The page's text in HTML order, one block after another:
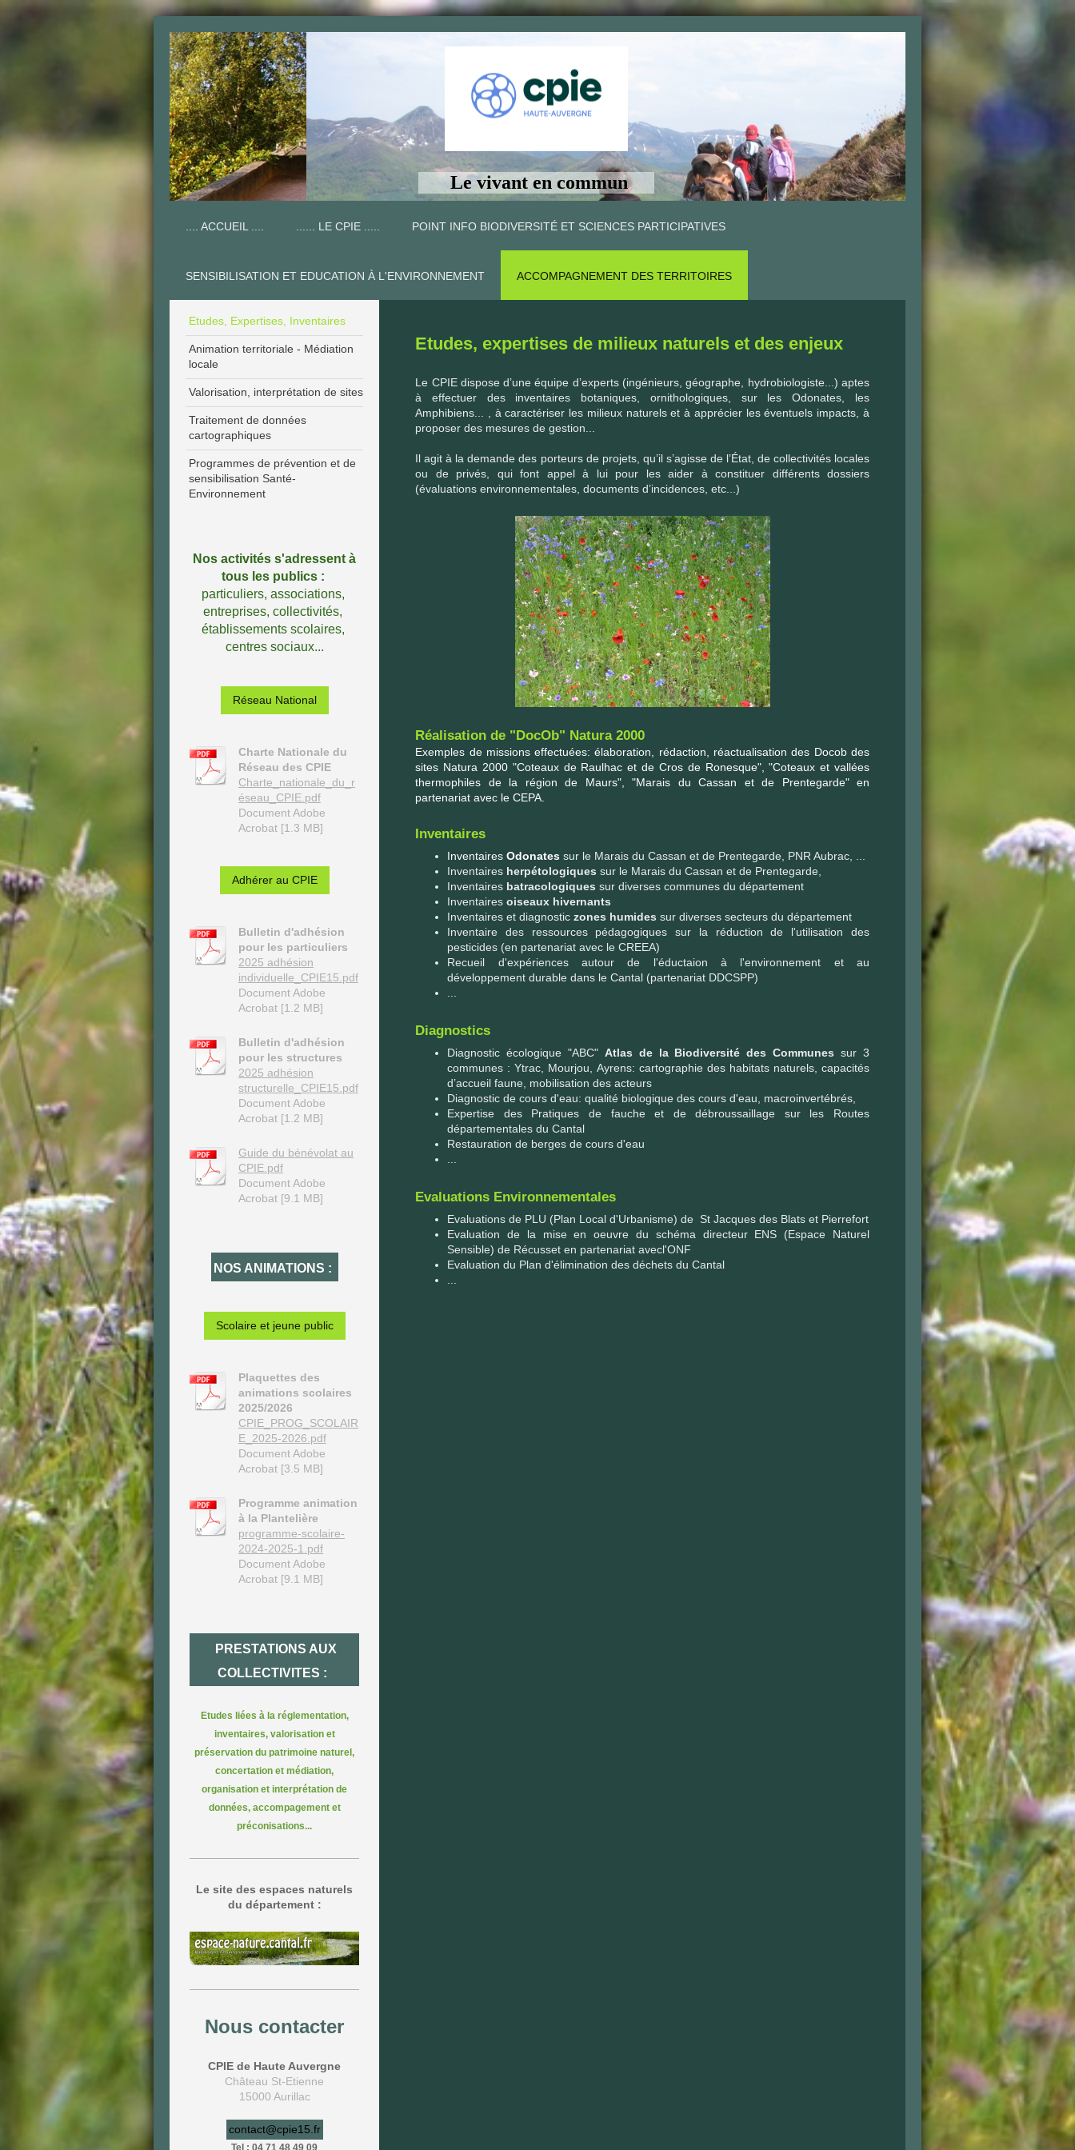
Le vivant en commun
.... ACCUEIL .... ...... LE CPIE ..... POINT INFO BIODIVERSITÉ ET SCIENCES PARTICIPATIVES
SENSIBILISATION ET EDUCATION À L'ENVIRONNEMENT ACCOMPAGNEMENT DES TERRITOIRES
Etudes, expertises de milieux naturels et des enjeux
Le CPIE dispose d’une équipe d’experts (ingénieurs, géographe, hydrobiologiste...) aptes
à effectuer des inventaires botaniques, ornithologiques, sur les Odonates, les
Amphibiens... , à caractériser les milieux naturels et à apprécier les éventuels impacts, à
proposer des mesures de gestion...
Il agit à la demande des porteurs de projets, qu’il s’agisse de l’État, de collectivités locales
ou de privés, qui font appel à lui pour les aider à constituer différents dossiers
(évaluations environnementales, documents d’incidences, etc...)
Réalisation de "DocOb" Natura 2000
Exemples de missions effectuées: élaboration, rédaction, réactualisation des Docob des
sites Natura 2000 "Coteaux de Raulhac et de Cros de Ronesque", "Coteaux et vallées
thermophiles de la région de Maurs", "Marais du Cassan et de Prentegarde" en
partenariat avec le CEPA.
Inventaires
InventairesOdonates sur le Marais du Cassan et de Prentegarde, PNR Aubrac, ...
Inventaires herpétologiques sur le Marais du Cassan et de Prentegarde,
Inventaires batracologiques sur diverses communes du département
Inventairesoiseaux hivernants
Inventaires et diagnosticzones humides sur diverses secteurs du département
Inventaire des ressources pédagogiques sur la réduction de l'utilisation des
pesticides (en partenariat avec le CREEA)
Recueil d'expériences autour de l'éductaion à l'environnement et au
développement durable dans le Cantal (partenariat DDCSPP)
Diagnostics
Diagnostic écologique "ABC" Atlas de la Biodiversité des Communes sur 3
communes : Ytrac, Mourjou, Ayrens: cartographie des habitats naturels, capacités
d’accueil faune, mobilisation des acteurs
Diagnostic de cours d'eau: qualité biologique des cours d'eau, macroinvertébrés,
Expertise des Pratiques de fauche et de débroussaillage sur les Routes
départementales du Cantal
Restauration de berges de cours d'eau
Evaluations Environnementales
Evaluations de PLU (Plan Local d'Urbanisme) de St Jacques des Blats et Pierrefort
Evaluation de la mise en oeuvre du schéma directeur ENS (Espace Naturel
Sensible) de Récusset en partenariat avecl'ONF
Evaluation du Plan d'élimination des déchets du Cantal
Etudes, Expertises, Inventaires
Animation territoriale - Médiation
locale
Valorisation, interprétation de sites
Traitement de données
cartographiques
Programmes de prévention et de
sensibilisation Santé-
Environnement
Nos activités s'adressent à
tous les publics :
particuliers, associations,
entreprises, collectivités,
établissements scolaires,
centres sociaux...
Réseau National
Charte Nationale du
Réseau des CPIE
Charte_nationale_du_r
éseau_CPIE.pdf
Document Adobe
Acrobat [1.3 MB]
Adhérer au CPIE
Bulletin d'adhésion
pour les particuliers
2025 adhésion
individuelle_CPIE15.pdf
Document Adobe
Acrobat [1.2 MB]
Bulletin d'adhésion
pour les structures
2025 adhésion
structurelle_CPIE15.pdf
Document Adobe
Acrobat [1.2 MB]
Guide du bénévolat au
CPIE.pdf
Document Adobe
Acrobat [9.1 MB]
NOS ANIMATIONS :
Scolaire et jeune public
Plaquettes des
animations scolaires
2025/2026
CPIE_PROG_SCOLAIR
E_2025-2026.pdf
Document Adobe
Acrobat [3.5 MB]
Programme animation
à la Plantelière
programme-scolaire-
2024-2025-1.pdf
Document Adobe
Acrobat [9.1 MB]
PRESTATIONS AUX
COLLECTIVITES :
Etudes liées à la réglementation,
inventaires, valorisation et
préservation du patrimoine naturel,
concertation et médiation,
organisation et interprétation de
données, accompagement et
préconisations...
Le site des espaces naturels
du département :
Nous contacter
CPIE de Haute Auvergne
Château St-Etienne
15000 Aurillac
contact@cpie15.fr
Tel : 04 71 48 49 09